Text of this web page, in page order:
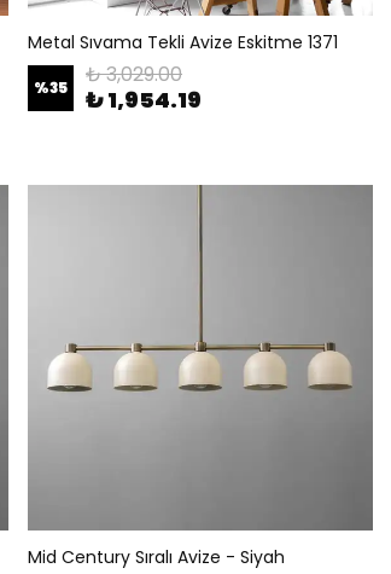
Metal Sıvama Tekli Avize Eskitme 1371
%35 ₺ 3,029.00
₺ 1,954.19
Mid Century Sıralı Avize - Siyah